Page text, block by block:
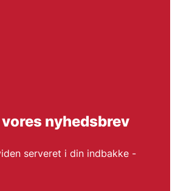
nyhedsbrev
serveret i din indbakke -